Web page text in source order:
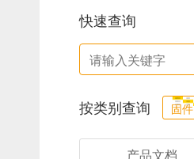
快速查询
按类别查询 固件
产品文档